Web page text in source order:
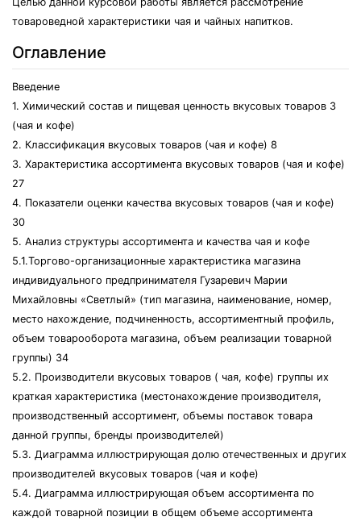
товароведной характеристики чая и чайных напитков.
Оглавление
Введение
1. Химический состав и пищевая ценность вкусовых товаров 3
(чая и кофе)
2. Классификация вкусовых товаров (чая и кофе) 8
3. Характеристика ассортимента вкусовых товаров (чая и кофе)
27
4. Показатели оценки качества вкусовых товаров (чая и кофе)
30
5. Анализ структуры ассортимента и качества чая и кофе
5.1.Торгово-организационные характеристика магазина
индивидуального предпринимателя Гузаревич Марии
Михайловны «Светлый» (тип магазина, наименование, номер,
место нахождение, подчиненность, ассортиментный профиль,
объем товарооборота магазина, объем реализации товарной
группы) 34
5.2. Производители вкусовых товаров ( чая, кофе) группы их
краткая характеристика (местонахождение производителя,
производственный ассортимент, объемы поставок товара
данной группы, бренды производителей)
5.3. Диаграмма иллюстрирующая долю отечественных и других
производителей вкусовых товаров (чая и кофе)
5.4. Диаграмма иллюстрирующая объем ассортимента по
каждой товарной позиции в общем объеме ассортимента